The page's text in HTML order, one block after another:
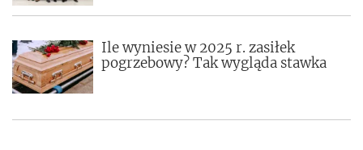
Ile wyniesie w 2025 r. zasiłek
pogrzebowy? Tak wygląda stawka